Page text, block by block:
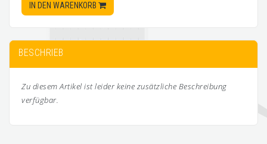
IN DEN WARENKORB
BESCHRIEB
Zu diesem Artikel ist leider keine zusätzliche Beschreibung
verfügbar.